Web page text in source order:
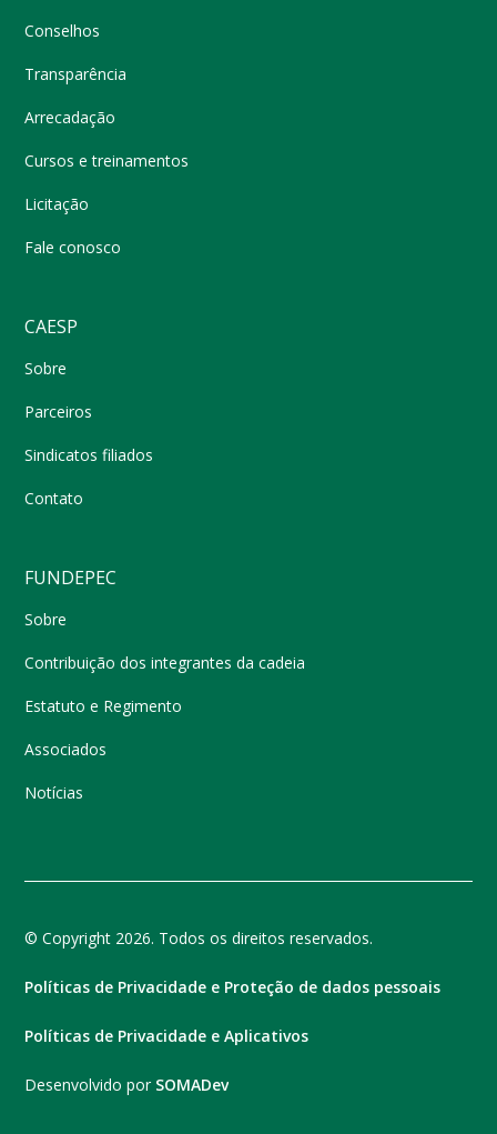
Conselhos
Transparência
Arrecadação
Cursos e treinamentos
Licitação
Fale conosco
CAESP
Sobre
Parceiros
Sindicatos filiados
Contato
FUNDEPEC
Sobre
Contribuição dos integrantes da cadeia
Estatuto e Regimento
Associados
Notícias
© Copyright 2026. Todos os direitos reservados.
Políticas de Privacidade e Proteção de dados pessoais
Políticas de Privacidade e Aplicativos
Desenvolvido por SOMADev